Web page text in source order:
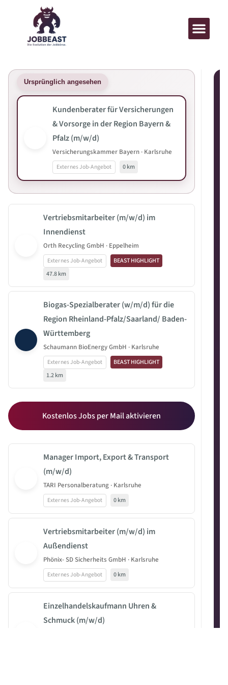
Ursprünglich angesehen
Kundenberater für Versicherungen
& Vorsorge in der Region Bayern &
Pfalz (m/w/d)
Versicherungskammer Bayern · Karlsruhe
Externes Job-Angebot 0 km
Vertriebsmitarbeiter (m/w/d) im
Innendienst
Orth Recycling GmbH · Eppelheim
Externes Job-Angebot
BEAST HIGHLIGHT
47.8 km
Biogas-Spezialberater (w/m/d) für die
Region Rheinland-Pfalz/Saarland/ Baden-
Württemberg
Schaumann BioEnergy GmbH · Karlsruhe
Externes Job-Angebot
BEAST HIGHLIGHT
1.2 km
Kostenlos Jobs per Mail aktivieren
Manager Import, Export & Transport
(m/w/d)
TARI Personalberatung · Karlsruhe
Externes Job-Angebot 0 km
Vertriebsmitarbeiter (m/w/d) im
Außendienst
Phönix- SD Sicherheits GmbH · Karlsruhe
Externes Job-Angebot 0 km
Einzelhandelskaufmann Uhren &
Schmuck (m/w/d)